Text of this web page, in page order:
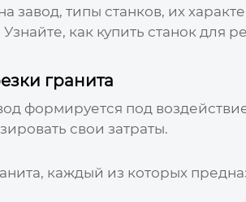
завод, типы станков, их
как купить станок для
гранита
формируется под
свои затраты.
каждый из которых